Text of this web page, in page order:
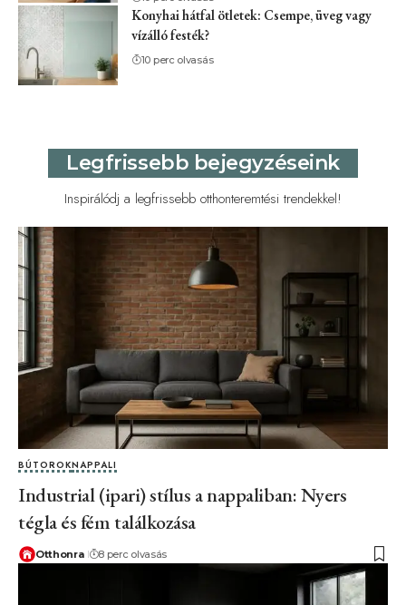
Konyhai hátfal ötletek: Csempe, üveg vagy
vízálló festék?
10 perc olvasás
Legfrissebb bejegyzéseink
Inspirálódj a legfrissebb otthonteremtési trendekkel!
BÚTOROKNAPPALI
Industrial (ipari) stílus a nappaliban: Nyers
tégla és fém találkozása
Otthonra 8 perc olvasás